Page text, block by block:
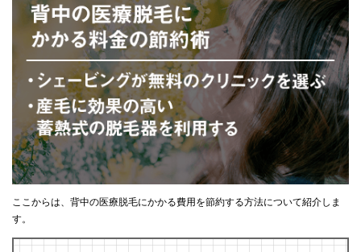
ここからは、背中の医療脱毛にかかる費用を節約する方法について紹介しま
す。